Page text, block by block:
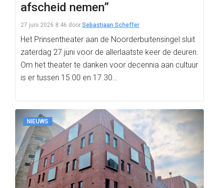
afscheid nemen”
27 juni 2026 8:46 door Sebastiaan Scheffer
Het Prinsentheater aan de Noorderbuitensingel sluit
zaterdag 27 juni voor de allerlaatste keer de deuren.
Om het theater te danken voor decennia aan cultuur
is er tussen 15.00 en 17.30…
NIEUWS